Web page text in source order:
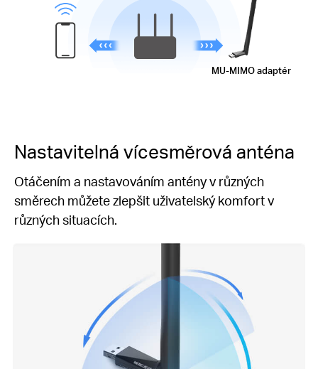
MU-MIMOadaptér
Nastavitelná vícesměrová anténa
Otáčením a nastavováním antény v různých
směrech můžete zlepšit uživatelský komfort v
různých situacích.